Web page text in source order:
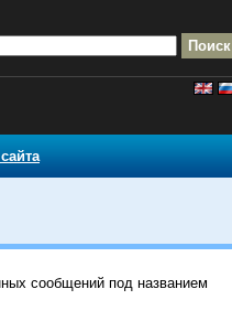
сообщений под названием